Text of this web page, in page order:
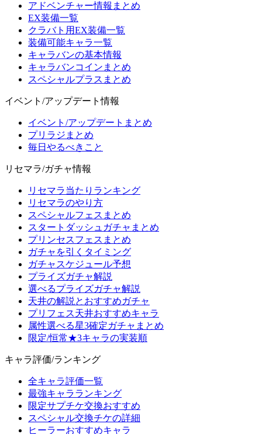
アドベンチャー情報まとめ
EX装備一覧
クラバト用EX装備一覧
装備可能キャラ一覧
キャラバンの基本情報
キャラバンコインまとめ
スペシャルプラスまとめ
イベント/アップデート情報
イベント/アップデートまとめ
プリラジまとめ
毎日やるべきこと
リセマラ/ガチャ情報
リセマラ当たりランキング
リセマラのやり方
スペシャルフェスまとめ
スタートダッシュガチャまとめ
プリンセスフェスまとめ
ガチャを引くタイミング
ガチャスケジュール予想
プライズガチャ解説
選べるプライズガチャ解説
天井の解説とおすすめガチャ
プリフェス天井おすすめキャラ
属性選べる星3確定ガチャまとめ
限定/恒常★3キャラの実装順
キャラ評価/ランキング
全キャラ評価一覧
最強キャラランキング
限定サプチケ交換おすすめ
スペシャル交換チケの詳細
ヒーラーおすすめキャラ